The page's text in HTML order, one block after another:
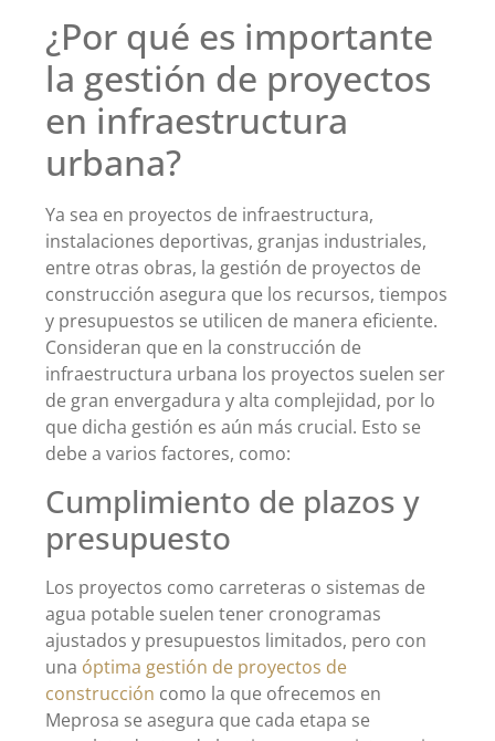
¿Por qué es importante
la gestión de proyectos
en infraestructura
urbana?
Ya sea en proyectos de infraestructura,
instalaciones deportivas, granjas industriales,
entre otras obras, la gestión de proyectos de
construcción asegura que los recursos, tiempos
y presupuestos se utilicen de manera eficiente.
Consideran que en la construcción de
infraestructura urbana los proyectos suelen ser
de gran envergadura y alta complejidad, por lo
que dicha gestión es aún más crucial. Esto se
debe a varios factores, como:
Cumplimiento de plazos y
presupuesto
Los proyectos como carreteras o sistemas de
agua potable suelen tener cronogramas
ajustados y presupuestos limitados, pero con
una óptima gestión de proyectos de
construcción como la que ofrecemos en
Meprosa se asegura que cada etapa se